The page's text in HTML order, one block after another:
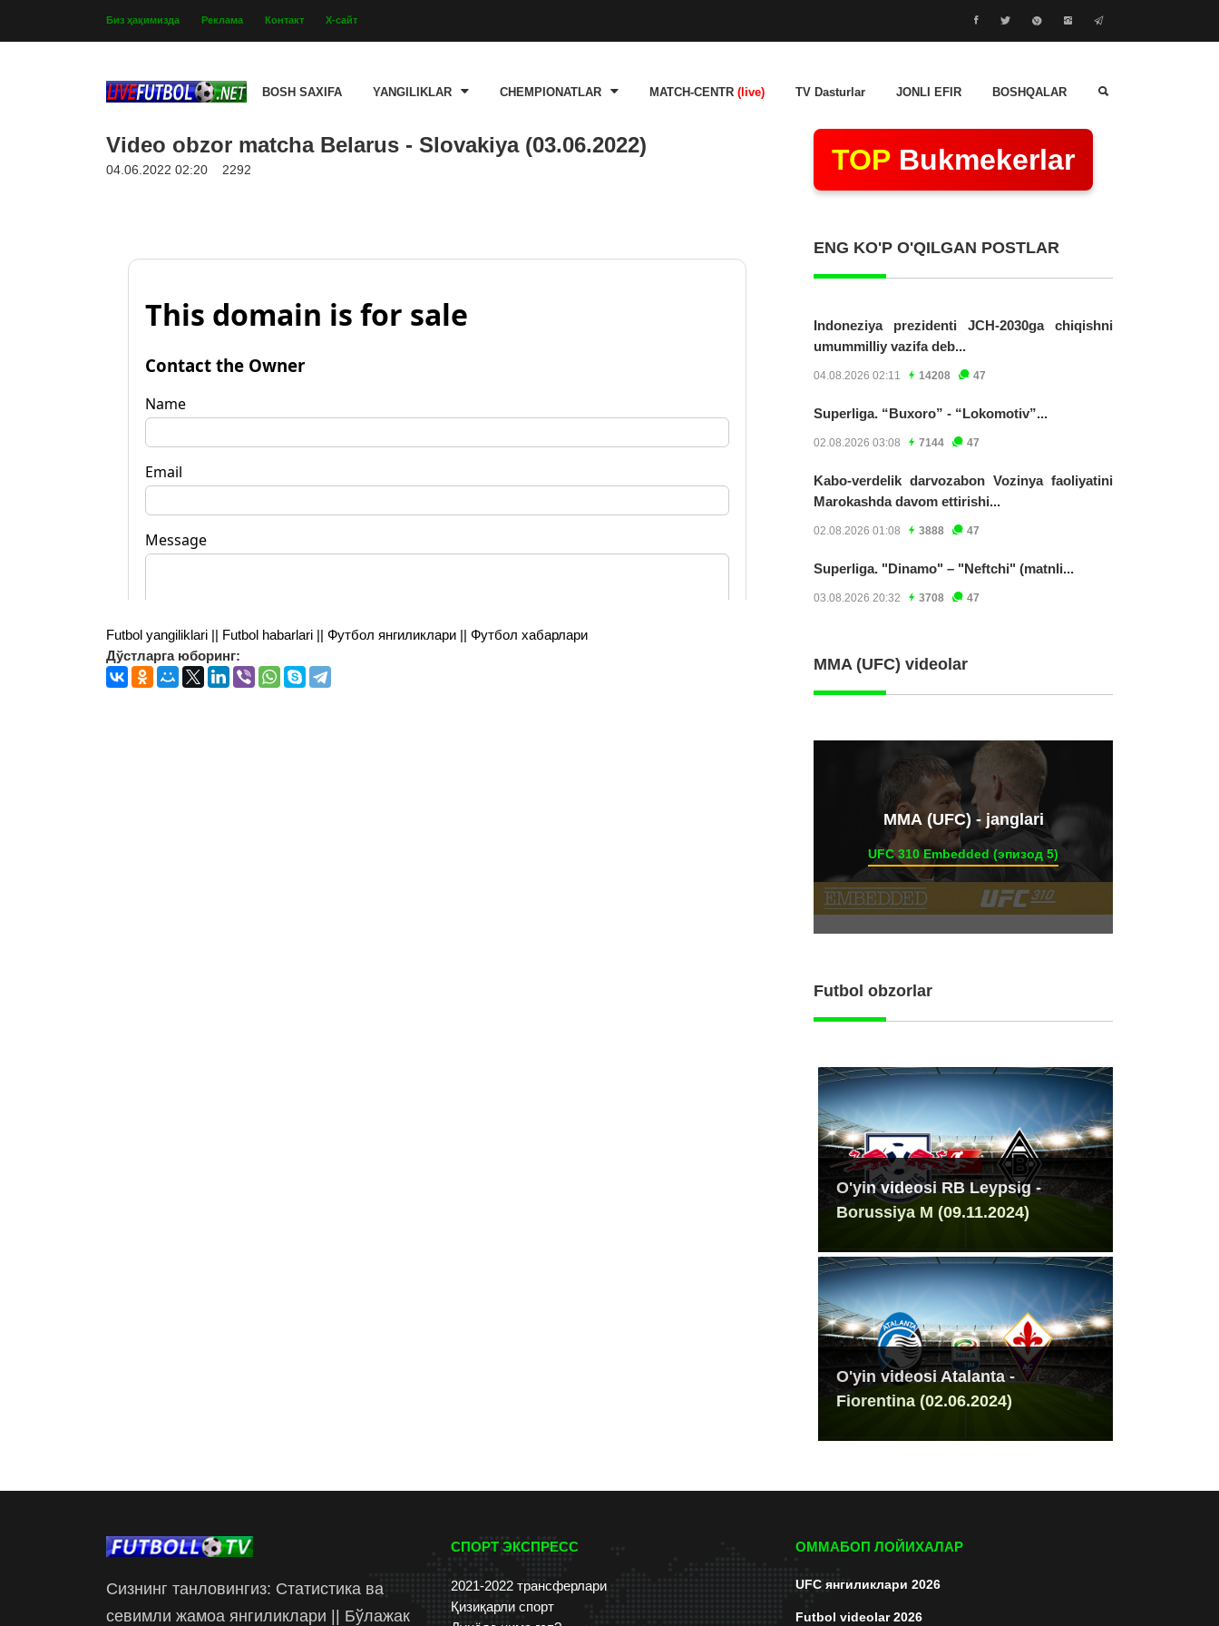
Биз ҳақимизда Реклама Контакт Х-сайт
BOSH SAXIFA YANGILIKLAR CHEMPIONATLAR MATCH-CENTR (live) TV Dasturlar JONLI EFIR BOSHQALAR
Video obzor matcha Belarus - Slovakiya (03.06.2022)
04.06.2022 02:20 2292
Futbol yangiliklari || Futbol habarlari || Футбол янгиликлари || Футбол хабарлари
Дўстларга юборинг:
TOP Bukmekerlar
ENG KO'P O'QILGAN POSTLAR
Indoneziya prezidenti JCH-2030ga chiqishni
umummilliy vazifa deb...
04.08.2026 02:11 14208 47
Superliga. “Buxoro” - “Lokomotiv”...
02.08.2026 03:08 7144 47
Kabo-verdelik darvozabon Vozinya faoliyatini
Marokashda davom ettirishi...
02.08.2026 01:08 3888 47
Superliga. "Dinamo" – "Neftchi" (matnli...
03.08.2026 20:32 3708 47
MMA (UFC) videolar
ММА (UFC) - janglari
UFC 310 Embedded (эпизод 5)
Futbol obzorlar
O'yin videosi RB Leypsig -
Borussiya M (09.11.2024)
O'yin videosi Atalanta -
Fiorentina (02.06.2024)
Сизнинг танловингиз: Статистика ва
севимли жамоа янгиликлари || Бўлажак
СПОРТ ЭКСПРЕСС
2021-2022 трансферлари
Қизиқарли спорт
ОММАБОП ЛОЙИХАЛАР
UFC янгиликлари 2026
Futbol videolar 2026